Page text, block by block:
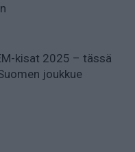
kisat 2025 – tässä
joukkue